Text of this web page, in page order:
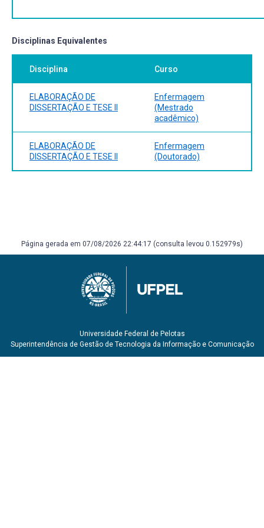
Disciplinas Equivalentes
Disciplina Curso
ELABORAÇÃO DE
DISSERTAÇÃO E TESE II
Enfermagem
(Mestrado
acadêmico)
ELABORAÇÃO DE
DISSERTAÇÃO E TESE II
Enfermagem
(Doutorado)
Página gerada em 07/08/2026 22:44:17 (consulta levou 0.152979s)
Universidade Federal de Pelotas
Superintendência de Gestão de Tecnologia da Informação e Comunicação